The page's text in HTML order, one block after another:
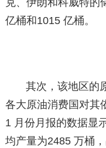
克、伊朗和科威特的
亿桶和1015 亿桶。
其次，该地区的
各大原油消费国对其
1 月份月报的数据显
均产量为2485 万桶